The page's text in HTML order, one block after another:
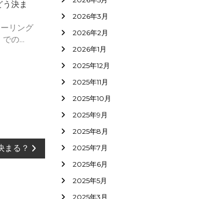
決ま
リング
での…
まる？
2026年3月
2026年2月
2026年1月
2025年12月
2025年11月
2025年10月
2025年9月
2025年8月
2025年7月
2025年6月
2025年5月
2025年3月